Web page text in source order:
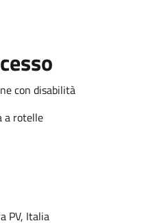
con disabilità
a rotelle
PV, Italia